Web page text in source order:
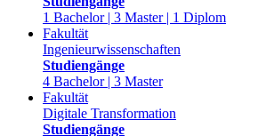
1 Bachelor | 3 Master | 1 Diplom
Fakultät
Ingenieurwissenschaften
Studiengänge
4 Bachelor | 3 Master
Fakultät
Digitale Transformation
Studiengänge